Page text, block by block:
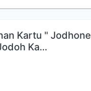
Kartu " Jodhone
Ka…